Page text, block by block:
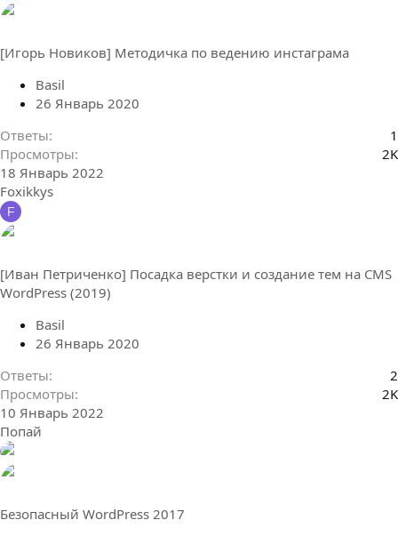
[Игорь Новиков] Методичка по ведению инстаграма
Basil
26 Январь 2020
Ответы
1
Просмотры
2K
18 Январь 2022
Foxikkys
F
[Иван Петриченко] Посадка верстки и создание тем на CMS
WordPress (2019)
Basil
26 Январь 2020
Ответы
2
Просмотры
2K
10 Январь 2022
Попай
Безопасный WordPress 2017